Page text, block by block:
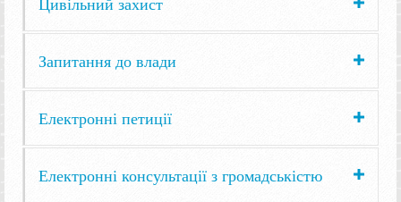
Запитання до влади
Електронні петиції
Електронні консультації з громадськістю